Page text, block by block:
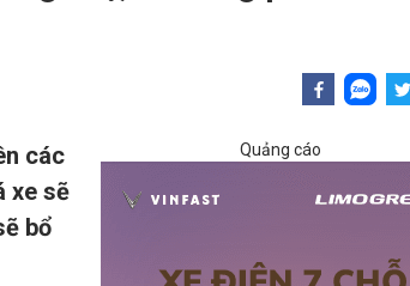
các
xe sẽ
bổ
Quảng cáo